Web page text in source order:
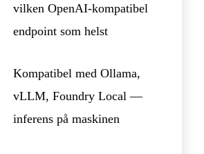
vilken OpenAI-kompatibel
endpoint som helst
Kompatibel med Ollama,
vLLM, Foundry Local —
inferens på maskinen